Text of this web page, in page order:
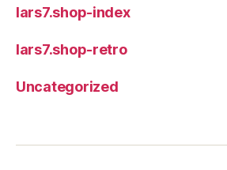
lars7.shop-index
lars7.shop-retro
Uncategorized